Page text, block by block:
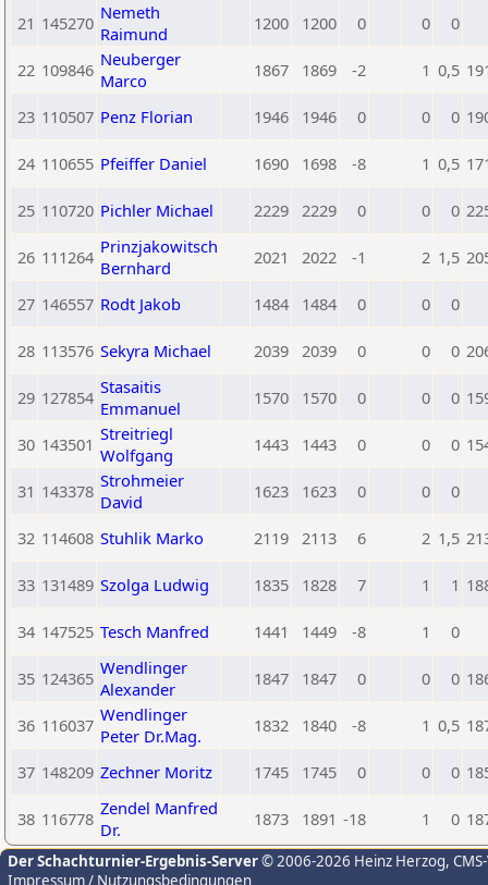
21 145270 Nemeth
Raimund
1200 1200 0 0 0
22 109846 Neuberger
Marco
1867 1869 -2 1 0,5
23 110507 Penz Florian 1946 1946 0 0 0
24 110655 Pfeiffer Daniel 1690 1698 -8 1 0,5
25 110720 Pichler Michael 2229 2229 0 0 0
26 111264 Prinzjakowitsch
Bernhard
2021 2022 -1 2 1,5
27 146557 Rodt Jakob 1484 1484 0 0 0
28 113576 Sekyra Michael 2039 2039 0 0 0
29 127854 Stasaitis
Emmanuel
1570 1570 0 0 0
30 143501 Streitriegl
Wolfgang
1443 1443 0 0 0
31 143378 Strohmeier
David
1623 1623 0 0 0
32 114608 Stuhlik Marko 2119 2113 6 2 1,5
33 131489 Szolga Ludwig 1835 1828 7 1 1
34 147525 Tesch Manfred 1441 1449 -8 1 0
35 124365 Wendlinger
Alexander
1847 1847 0 0 0
36 116037 Wendlinger
Peter Dr.Mag.
1832 1840 -8 1 0,5
37 148209 Zechner Moritz 1745 1745 0 0 0
38 116778 Zendel Manfred
Dr.
1873 1891 -18 1 0
Der Schachturnier-Ergebnis-Server© 2006-2026 Heinz Herzog,
Impressum / Nutzungsbedingungen